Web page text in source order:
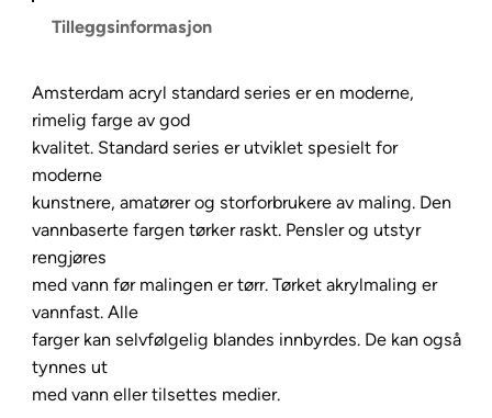
m
a
n
d
a
r
d
5
0
0
m
l
–
Tilleggsinformasjon
Amsterdam acryl standard series er en moderne,
rimelig farge av god
kvalitet. Standard series er utviklet spesielt for
moderne
kunstnere, amatører og storforbrukere av maling. Den
vannbaserte fargen tørker raskt. Pensler og utstyr
rengjøres
med vann før malingen er tørr. Tørket akrylmaling er
vannfast. Alle
farger kan selvfølgelig blandes innbyrdes. De kan også
tynnes ut
med vann eller tilsettes medier.